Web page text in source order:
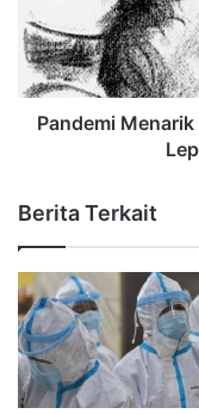
Pandemi
Berita Terkait